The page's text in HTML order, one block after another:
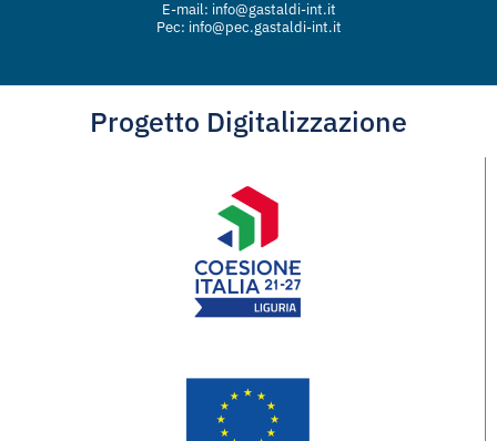
E-mail: info@gastaldi-int.it
Pec: info@pec.gastaldi-int.it
Progetto Digitalizzazione